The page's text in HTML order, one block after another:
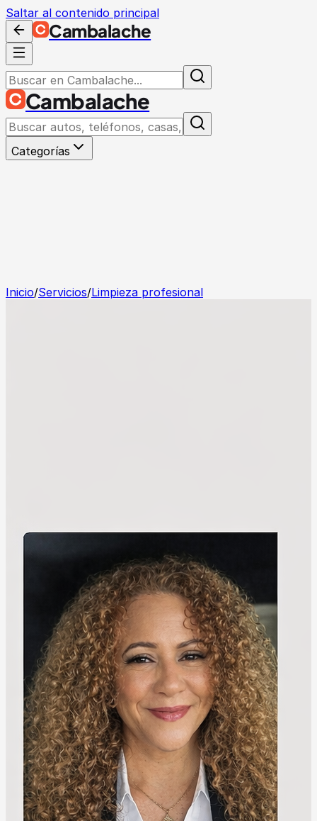
Saltar al contenido principal
Cambalache
Cambalache
Categorías
Inicio/Servicios/Limpieza profesional